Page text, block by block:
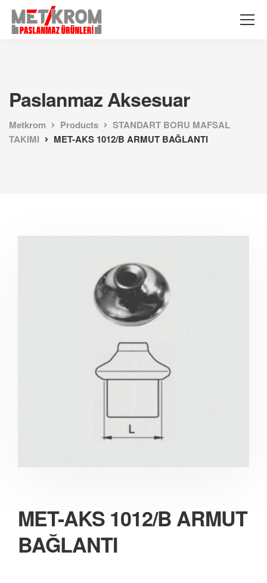
Paslanmaz Aksesuar
Metkrom Products
STANDART BORU MAFSAL
TAKIMI
MET-AKS 1012/B ARMUT BAĞLANTI
MET-AKS 1012/B ARMUT
BAĞLANTI